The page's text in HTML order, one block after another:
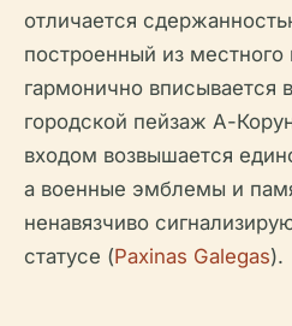
отличается
построенный из местного
гармонично вписывается
городской пейзаж А-
входом возвышается
а военные эмблемы и
ненавязчиво
статусе (Paxinas Galegas).